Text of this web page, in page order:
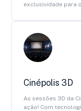
exclusividade para
Cinépolis 3D
As sessões 3D da
ação! Com